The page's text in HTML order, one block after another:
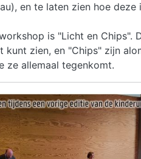
en te laten zien hoe
is "Licht en Chips".
kunt zien, en "Chips" zijn
ze allemaal tegenkomt.